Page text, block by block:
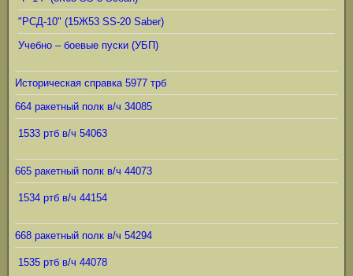
"РСД-10" (15Ж53 SS-20 Saber)
Учебно – боевые пуски (УБП)
Историческая справка 5977 трб
664 ракетный полк в/ч 34085
1533 ртб в/ч 54063
665 ракетный полк в/ч 44073
1534 ртб в/ч 44154
668 ракетный полк в/ч 54294
1535 ртб в/ч 44078